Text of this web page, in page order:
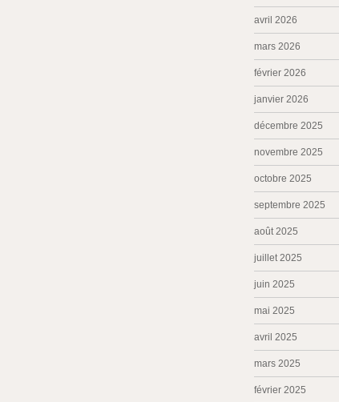
avril 2026
mars 2026
février 2026
janvier 2026
décembre 2025
novembre 2025
octobre 2025
septembre 2025
août 2025
juillet 2025
juin 2025
mai 2025
avril 2025
mars 2025
février 2025